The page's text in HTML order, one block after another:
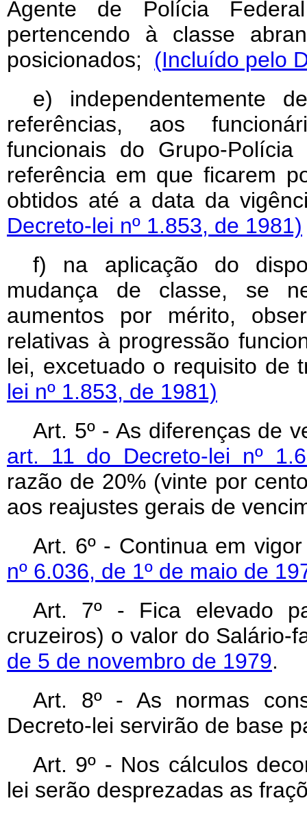
Agente de Polícia
pertencendo à classe
posicionados; (Incluído pelo
e) independentemente
referências, aos
funcionais do Grupo-
referência em que ficarem
obtidos até a data da
Decreto-lei nº 1.853, de 1981)
f) na aplicação do
mudança de classe, se
aumentos por mérito,
relativas à progressão
lei, excetuado o requisito de
lei nº 1.853, de 1981)
Art. 5º - As diferenças de
art. 11 do Decreto-lei nº
razão de 20% (vinte por
aos reajustes gerais de
Art. 6º - Continua em
nº 6.036, de 1º de maio de
Art. 7º - Fica elevado
cruzeiros) o valor do
de 5 de novembro de 1979.
Art. 8º - As normas
Decreto-lei servirão de base
Art. 9º - Nos cálculos
lei serão desprezadas as